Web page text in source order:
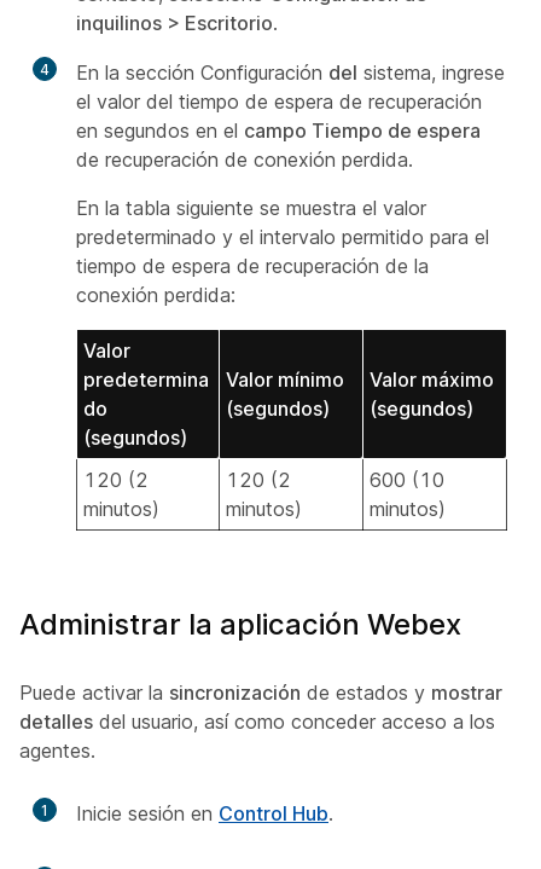
inquilinos > Escritorio.
4 En la sección Configuración del sistema, ingrese
el valor del tiempo de espera de recuperación
en segundos en el campo Tiempo de espera
de recuperación de conexión perdida.
En la tabla siguiente se muestra el valor
predeterminado y el intervalo permitido para el
tiempo de espera de recuperación de la
conexión perdida:
Valor
predetermina
do
(segundos)
Valor mínimo
(segundos)
Valor máximo
(segundos)
120 (2
minutos)
120 (2
minutos)
600 (10
minutos)
Administrar la aplicación Webex
Puede activar la sincronización de estados y mostrar
detalles del usuario, así como conceder acceso a los
agentes.
1 Inicie sesión en Control Hub.